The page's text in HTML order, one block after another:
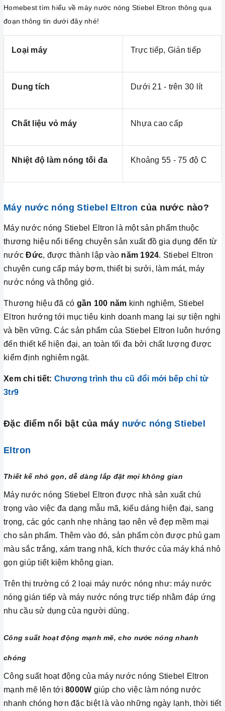
Homebest tìm hiểu về máy nước nóng Stiebel Eltron thông qua
đoạn thông tin dưới đây nhé!
Loại máy Trực tiếp, Gián tiếp
Dung tích Dưới 21 - trên 30 lít
Chất liệu vỏ máy Nhựa cao cấp
Nhiệt độ làm nóng tối đa Khoảng 55 - 75 độ C
Máy nước nóng Stiebel Eltron của nước nào?
Máy nước nóng Stiebel Eltron là một sản phẩm thuộc
thương hiệu nổi tiếng chuyên sản xuất đồ gia dụng đến từ
nướcĐức, được thành lập vào năm 1924. Stiebel Eltron
chuyên cung cấp máy bơm, thiết bị sưởi, làm mát, máy
nước nóng và thông gió.
Thương hiệu đã có gần 100 năm kinh nghiệm, Stiebel
Eltron hướng tới mục tiêu kinh doanh mang lại sự tiện nghi
và bền vững. Các sản phẩm của Stiebel Eltron luôn hướng
đến thiết kế hiện đại, an toàn tối đa bởi chất lượng được
kiểm định nghiêm ngặt.
Xem chi tiết: Chương trình thu cũ đổi mới bếp chỉ từ
3tr9
Đặc điểm nổi bật của máy nước nóng Stiebel
Eltron
Thiết kế nhỏ gọn, dễ dàng lắp đặt mọi không gian
Máy nước nóng Stiebel Eltron được nhà sản xuất chú
trọng vào việc đa dạng mẫu mã, kiểu dáng hiện đại, sang
trọng, các góc cạnh nhẹ nhàng tạo nên vẻ đẹp mềm mại
cho sản phẩm. Thêm vào đó, sản phẩm còn được phủ gam
màu sắc trắng, xám trang nhã, kích thước của máy khá nhỏ
gọn giúp tiết kiệm không gian.
Trên thị trường có 2 loại máy nước nóng như: máy nước
nóng gián tiếp và máy nước nóng trực tiếp nhằm đáp ứng
nhu cầu sử dụng của người dùng.
Công suất hoạt động mạnh mẽ, cho nước nóng nhanh
chóng
Công suất hoạt động của máy nước nóng Stiebel Eltron
mạnh mẽ lên tới 8000W giúp cho việc làm nóng nước
nhanh chóng hơn đặc biệt là vào những ngày lạnh, thời tiết